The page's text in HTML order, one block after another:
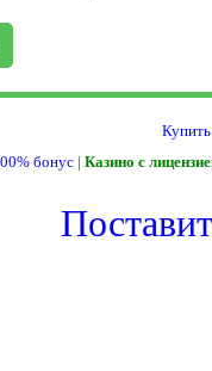
бонус | Казино с